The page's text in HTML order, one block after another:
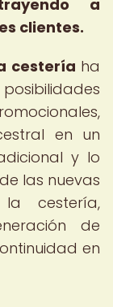
a
clientes.
cestería ha
en un
y lo
las nuevas
cestería,
de
en